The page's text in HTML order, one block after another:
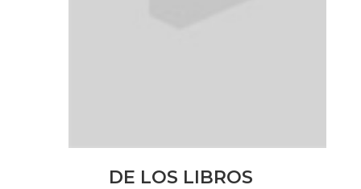
DE LOS LIBROS